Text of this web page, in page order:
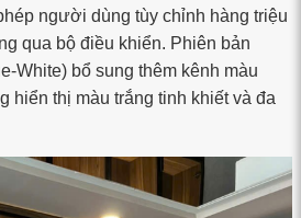
người dùng tùy chỉnh hàng triệu
qua bộ điều khiển. Phiên bản
White) bổ sung thêm kênh màu
hiển thị màu trắng tinh khiết và đa